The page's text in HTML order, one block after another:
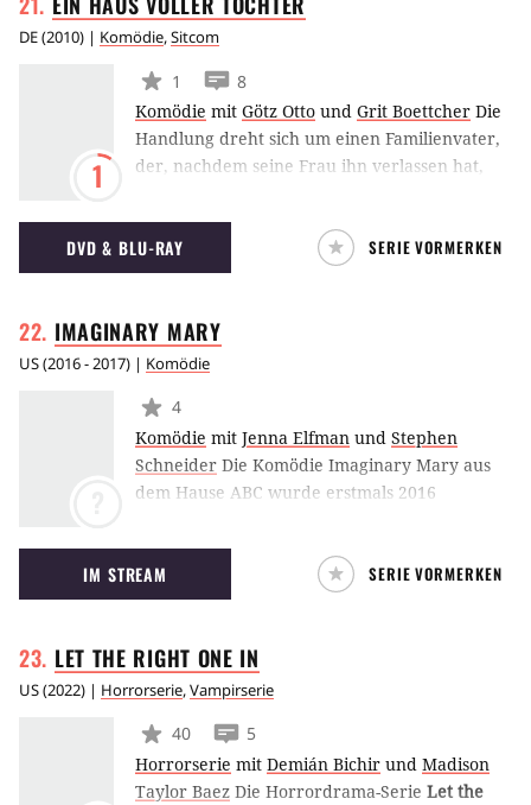
DE(2010) | Komödie,Sitcom
1
1
8
Komödie mit Götz Otto und Grit Boettcher Die
Handlung dreht sich um einen Familienvater,
der, nachdem seine Frau ihn verlassen hat,
Töchter – sorgen und das Familienleben
organisieren will. Die Serie des SendersDas
Vierteist eine Adaption der russischen Sitcom
DVD & BLU-RAY SERIE VORMERKEN
IMAGINARY MARY
US(2016 - 2017) | Komödie
4
Komödie mit Jenna Elfman und Stephen
Schneider Die Komödie Imaginary Mary aus
dem Hause ABC wurde erstmals 2016
erwachsene Frau, die mit Hilfe ihrer
unsichtbaren Freundin das Leben meistert.
IM STREAM SERIE VORMERKEN
LET THE RIGHT ONE IN
US(2022) | Horrorserie,Vampirserie
40
5
Horrorserie mit Demián Bichir und Madison
Taylor Baez Die Horrordrama-Serie Let the